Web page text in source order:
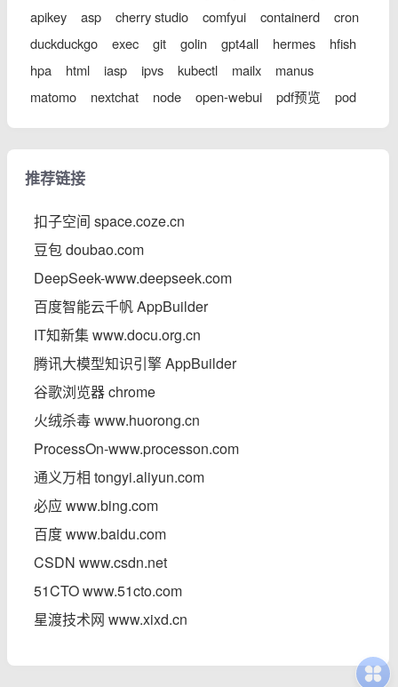
apikey
asp cherry studio comfyui containerd
cron
duckduckgo
exec git golin gpt4all hermes
hfish
hpa
html iasp ipvs kubectl mailx
manus
matomo
nextchat node open-webui pdf预览 pod
推荐链接
扣子空间 space.coze.cn
豆包 doubao.com
DeepSeek-www.deepseek.com
百度智能云千帆 AppBuilder
IT知新集 www.docu.org.cn
腾讯大模型知识引擎 AppBuilder
谷歌浏览器 chrome
火绒杀毒 www.huorong.cn
ProcessOn-www.processon.com
通义万相 tongyi.aliyun.com
必应 www.bing.com
百度 www.baidu.com
CSDN www.csdn.net
51CTO www.51cto.com
星渡技术网 www.xixd.cn